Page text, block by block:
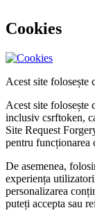
Cookies
Acest site folosește
Acest site folosește
inclusiv csrftoken,
Site Request
pentru funcționarea
De asemenea,
experiența
personalizarea
puteți accepta sau